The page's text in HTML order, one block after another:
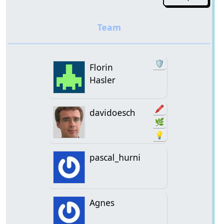
Florin
Hasler
🛡️
davidoesch
🖍️
🌿
💡
pascal_hurni
Agnes